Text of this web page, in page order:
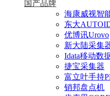
国产品牌
海康威视智
东大
优博讯Urovo
新大陆采集
Idata移动数
捷宝采集器
富立叶手持
销邦盘点机